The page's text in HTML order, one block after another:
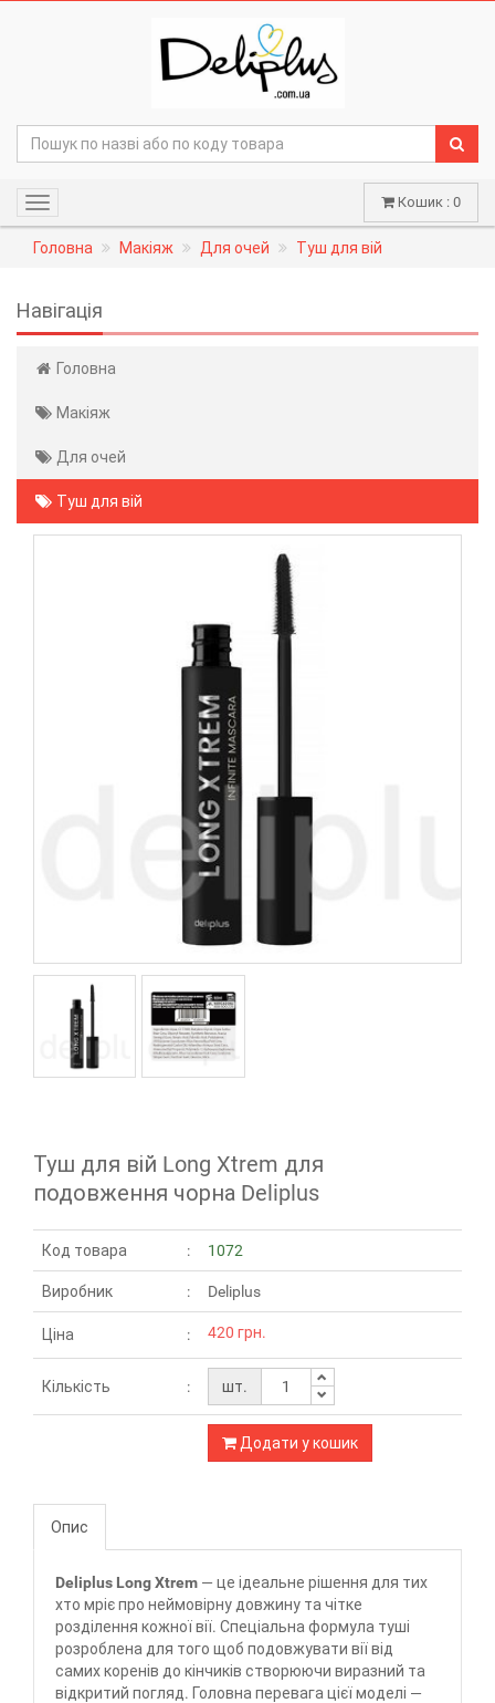
Навігація Кошик : 0
Головна Макіяж Для очей Туш для вій
Навігація
Головна
Макіяж
Для очей
Туш для вій
Туш для вій Long Xtrem для
подовження чорна Deliplus
Код товара 1072
Виробник Deliplus
Ціна 420 грн.
Кількість шт.
Додати у кошик
Опис
Deliplus Long Xtrem — це ідеальне рішення для тих
хто мріє про неймовірну довжину та чітке
розділення кожної вії. Спеціальна формула туші
розроблена для того щоб подовжувати вії від
самих коренів до кінчиків створюючи виразний та
відкритий погляд. Головна перевага цієї моделі —